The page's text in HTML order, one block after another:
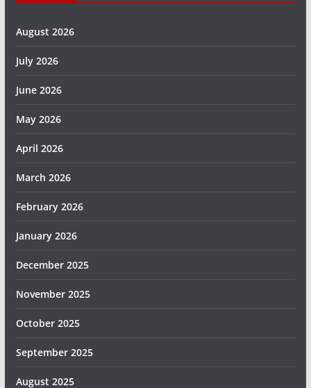
August 2026
July 2026
June 2026
May 2026
April 2026
March 2026
February 2026
January 2026
December 2025
November 2025
October 2025
September 2025
August 2025